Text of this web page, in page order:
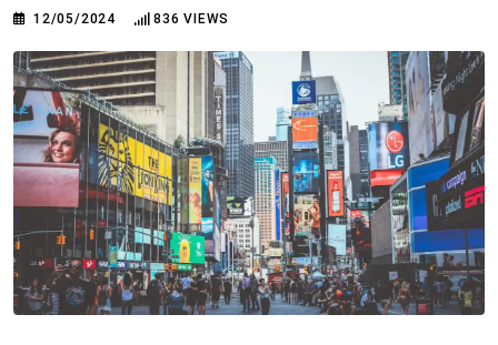
12/05/2024 836 VIEWS